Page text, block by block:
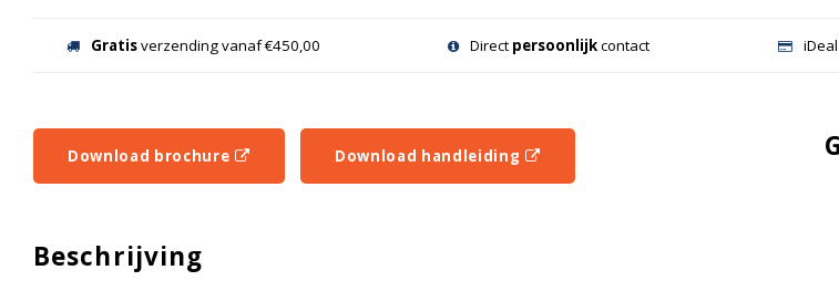
Gratisverzending vanaf €450,00 Direct persoonlijkcontact
Download brochure Download handleiding
Beschrijving